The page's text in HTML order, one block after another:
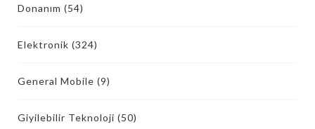
Donanım (54)
Elektronik (324)
General Mobile (9)
Giyilebilir Teknoloji (50)